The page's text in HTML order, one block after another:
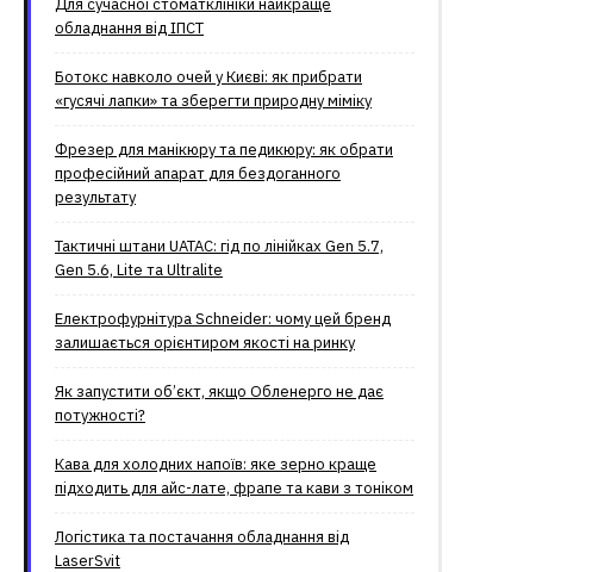
обладнання від ІПСТ
Ботокс навколо очей у Києві: як прибрати
«гусячі лапки» та зберегти природну міміку
Фрезер для манікюру та педикюру: як обрати
професійний апарат для бездоганного
результату
Тактичні штани UATAC: гід по лінійках Gen 5.7,
Gen 5.6, Lite та Ultralite
Електрофурнітура Schneider: чому цей бренд
залишається орієнтиром якості на ринку
Як запустити об’єкт, якщо Обленерго не дає
потужності?
Кава для холодних напоїв: яке зерно краще
підходить для айс-лате, фрапе та кави з тоніком
Логістика та постачання обладнання від
LaserSvit